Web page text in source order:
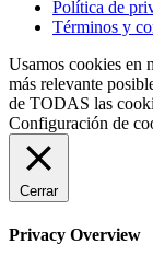
Política de
Términos y
Usamos cookies en
más relevante
de TODAS las
Configuración de
Cerrar
Privacy Overview